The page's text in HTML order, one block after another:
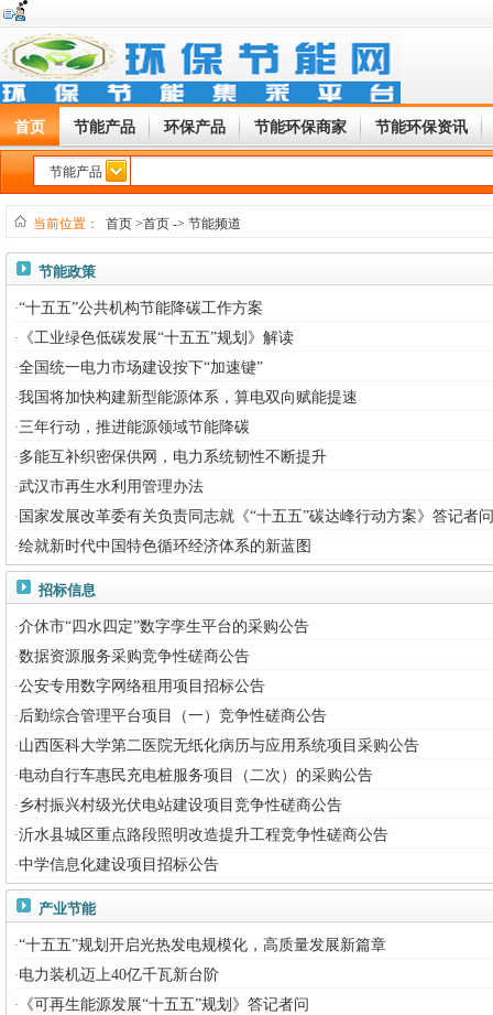
首页 节能产品 环保产品 节能环保商家 节能环保资讯
节能产品
当前位置： 首页 >首页 -> 节能频道
节能政策
·“十五五”公共机构节能降碳工作方案
· 《工业绿色低碳发展“十五五”规划》解读
·全国统一电力市场建设按下“加速键”
·我国将加快构建新型能源体系，算电双向赋能提速
·三年行动，推进能源领域节能降碳
·多能互补织密保供网，电力系统韧性不断提升
·武汉市再生水利用管理办法
· 国家发展改革委有关负责同志就《“十五五”碳达峰行动方案》答记者问
·绘就新时代中国特色循环经济体系的新蓝图
招标信息
·介休市“四水四定”数字孪生平台的采购公告
·数据资源服务采购竞争性磋商公告
·公安专用数字网络租用项目招标公告
·后勤综合管理平台项目（一）竞争性磋商公告
·山西医科大学第二医院无纸化病历与应用系统项目采购公告
·电动自行车惠民充电桩服务项目（二次）的采购公告
· 乡村振兴村级光伏电站建设项目竞争性磋商公告
·沂水县城区重点路段照明改造提升工程竞争性磋商公告
·中学信息化建设项目招标公告
产业节能
·“十五五”规划开启光热发电规模化，高质量发展新篇章
·电力装机迈上40亿千瓦新台阶
· 《可再生能源发展“十五五”规划》答记者问